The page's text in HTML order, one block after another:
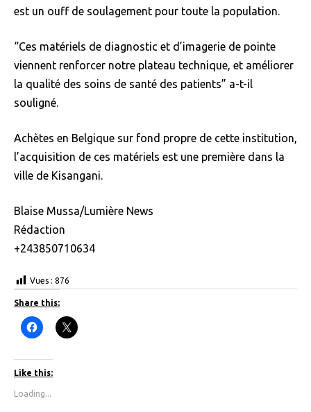
est un ouff de soulagement pour toute la population.
“Ces matériels de diagnostic et d’imagerie de pointe
viennent renforcer notre plateau technique, et améliorer
la qualité des soins de santé des patients” a-t-il
souligné.
Achètes en Belgique sur fond propre de cette institution,
l’acquisition de ces matériels est une première dans la
ville de Kisangani.
Blaise Mussa/Lumière News
Rédaction
+243850710634
Vues : 876
Share this:
C
l
k
t
o
h
C
l
Like this:
Loading...